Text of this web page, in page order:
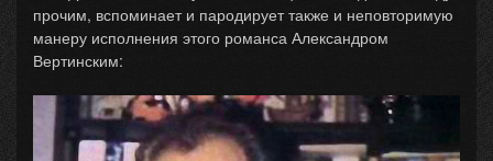
прочим, вспоминает и пародирует также и неповторимую
манеру исполнения этого романса Александром
Вертинским: